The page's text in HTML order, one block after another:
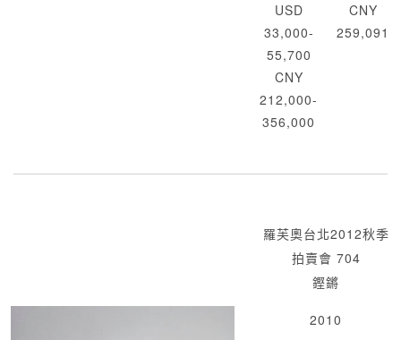
USD
33,000-
55,700
CNY
212,000-
356,000
CNY
259,091
羅芙奧台北2012秋季
拍賣會 704
鏗鏘
2010